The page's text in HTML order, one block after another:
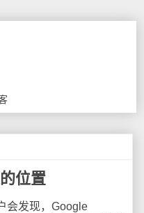
位置
发现，Google